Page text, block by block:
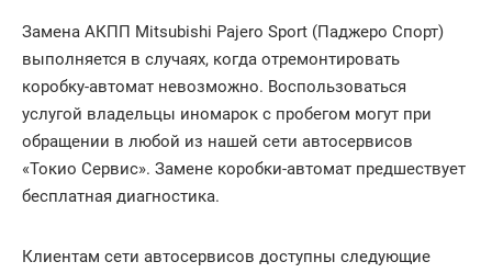
Замена АКПП Mitsubishi Pajero Sport (Паджеро Спорт)
выполняется в случаях, когда отремонтировать
коробку-автомат невозможно. Воспользоваться
услугой владельцы иномарок с пробегом могут при
обращении в любой из нашей сети автосервисов
«Токио Сервис». Замене коробки-автомат предшествует
бесплатная диагностика.
Клиентам сети автосервисов доступны следующие